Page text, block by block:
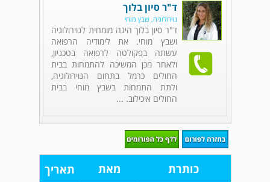
ד"ר סיון בלוך
נוירולוגיה, שבץ מוחי
ד"ר סיון בלוך הינה מומחית לנוירולוגיה
ושבץ מוחי. את לימודיה הרפואה
עשתה בפקולטה לרפואה בטכניון,
ולאחר מכן המשיכה להתמחות בבית
החולים כרמל בתחום הנוירולוגיה,
ולתת התמחות בשבץ מוחי בבית
החולים איכילוב. ...
כותרת מאת תאריך